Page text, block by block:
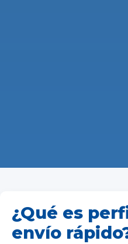
¿Qué es
envío